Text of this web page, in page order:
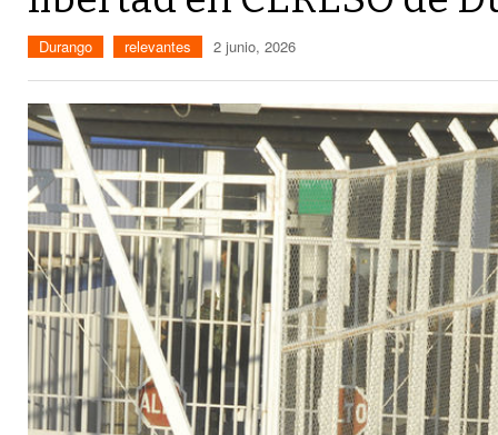
Durango relevantes 2 junio, 2026